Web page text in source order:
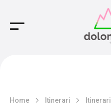
Main Navigation
Home Itinerari Itinerari